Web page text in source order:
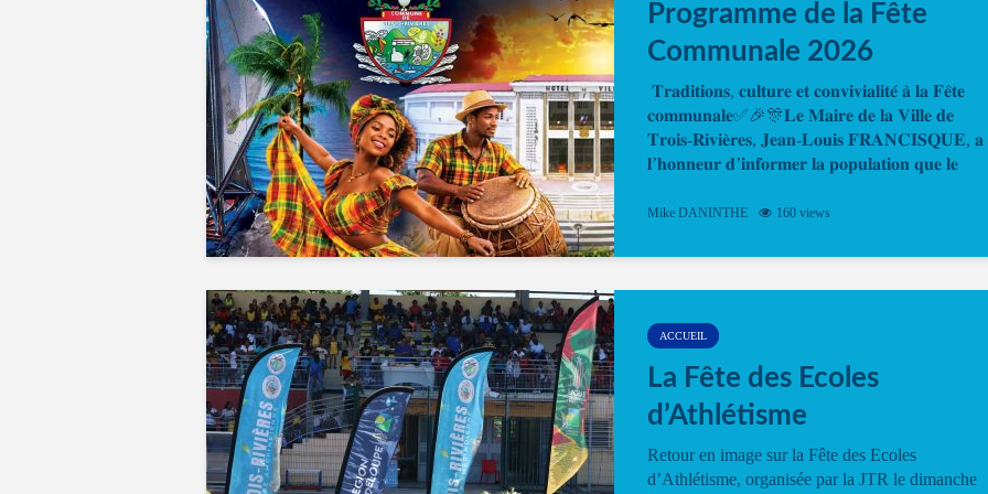
Programme de la Fête
Communale 2026
𝐓𝐫𝐚𝐝𝐢𝐭𝐢𝐨𝐧𝐬, 𝐜𝐮𝐥𝐭𝐮𝐫𝐞 𝐞𝐭 𝐜𝐨𝐧𝐯𝐢𝐯𝐢𝐚𝐥𝐢𝐭𝐞́ 𝐚̀ 𝐥𝐚 𝐅𝐞̂𝐭𝐞
𝐜𝐨𝐦𝐦𝐮𝐧𝐚𝐥𝐞✅🎉🎊𝐋𝐞 𝐌𝐚𝐢𝐫𝐞 𝐝𝐞 𝐥𝐚 𝐕𝐢𝐥𝐥𝐞 𝐝𝐞
𝐓𝐫𝐨𝐢𝐬-𝐑𝐢𝐯𝐢𝐞̀𝐫𝐞𝐬, 𝐉𝐞𝐚𝐧-𝐋𝐨𝐮𝐢𝐬 𝐅𝐑𝐀𝐍𝐂𝐈𝐒𝐐𝐔𝐄, 𝐚
𝐥’𝐡𝐨𝐧𝐧𝐞𝐮𝐫 𝐝’𝐢𝐧𝐟𝐨𝐫𝐦𝐞𝐫 𝐥𝐚 𝐩𝐨𝐩𝐮𝐥𝐚𝐭𝐢𝐨𝐧 𝐪𝐮𝐞 𝐥𝐞
Mike DANINTHE 160 views
ACCUEIL
La Fête des Ecoles
d’Athlétisme
Retour en image sur la Fête des Ecoles
d’Athlétisme, organisée par la JTR le dimanche